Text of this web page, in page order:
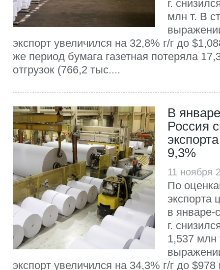
г.
млн т. В
экспорт увеличился на 32,8% г/г до
же период бумага газетная потеряла
отгрузок (766,2 тыс....
В
Россия
9,3%
11
По
экспорта
в январе-
г.
1,537 млн
экспорт увеличился на 34,3% г/г до